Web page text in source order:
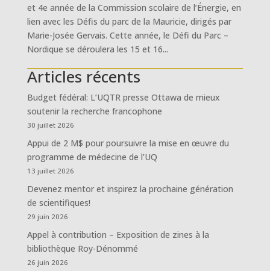
et 4e année de la Commission scolaire de l’Énergie, en
lien avec les Défis du parc de la Mauricie, dirigés par
Marie-Josée Gervais. Cette année, le Défi du Parc –
Nordique se déroulera les 15 et 16...
Articles récents
Budget fédéral: L’UQTR presse Ottawa de mieux
soutenir la recherche francophone
30 juillet 2026
Appui de 2 M$ pour poursuivre la mise en œuvre du
programme de médecine de l’UQ
13 juillet 2026
Devenez mentor et inspirez la prochaine génération
de scientifiques!
29 juin 2026
Appel à contribution – Exposition de zines à la
bibliothèque Roy-Dénommé
26 juin 2026